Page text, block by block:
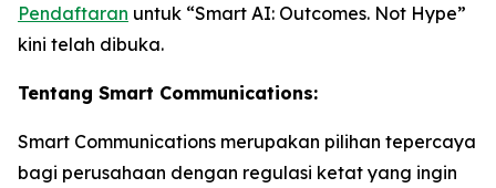
Pendaftaran untuk “Smart AI: Outcomes. Not Hype”
kini telah dibuka.
Tentang Smart Communications:
Smart Communications merupakan pilihan tepercaya
bagi perusahaan dengan regulasi ketat yang ingin